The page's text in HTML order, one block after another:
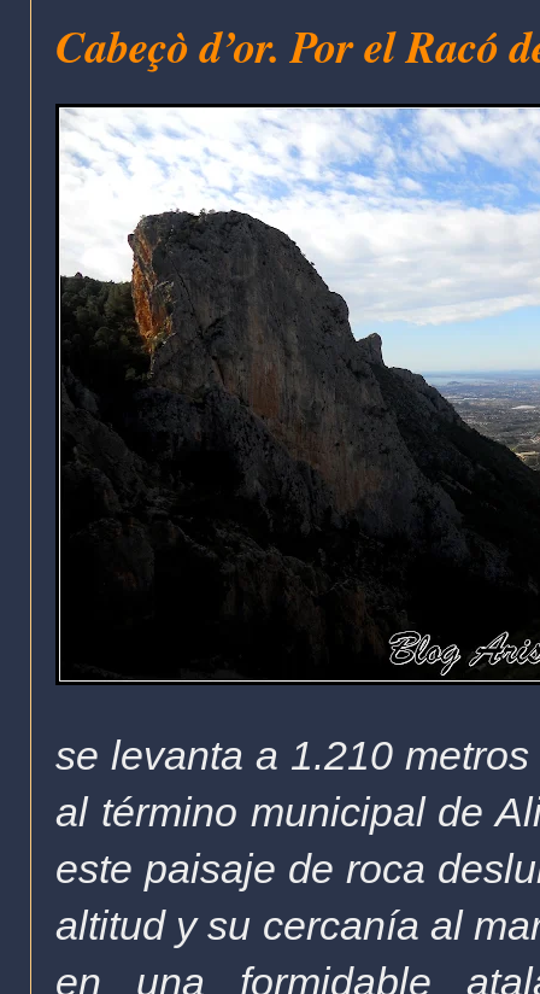
Cabeçò d’or. Por el Racó
se levanta a 1.210 metros
al término municipal de
este paisaje de roca
altitud y su cercanía al
en una formidable